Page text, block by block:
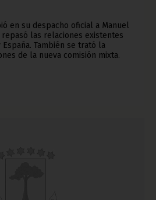
en su despacho oficial a Manuel
repasó las relaciones existentes
También se trató la
de la nueva comisión mixta.